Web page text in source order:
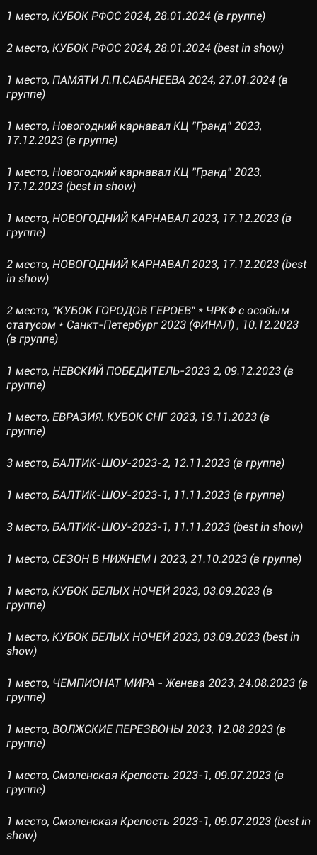
1 место, КУБОК РФОС 2024, 28.01.2024 (в группе)
2 место, КУБОК РФОС 2024, 28.01.2024 (best in show)
1 место, ПАМЯТИ Л.П.САБАНЕЕВА 2024, 27.01.2024 (в
группе)
1 место, Новогодний карнавал КЦ "Гранд" 2023,
17.12.2023 (в группе)
1 место, Новогодний карнавал КЦ "Гранд" 2023,
17.12.2023 (best in show)
1 место, НОВОГОДНИЙ КАРНАВАЛ 2023, 17.12.2023 (в
группе)
2 место, НОВОГОДНИЙ КАРНАВАЛ 2023, 17.12.2023 (best
in show)
2 место, "КУБОК ГОРОДОВ ГЕРОЕВ" * ЧРКФ с особым
статусом * Санкт-Петербург 2023 (ФИНАЛ) , 10.12.2023
(в группе)
1 место, НЕВСКИЙ ПОБЕДИТЕЛЬ-2023 2, 09.12.2023 (в
группе)
1 место, ЕВРАЗИЯ. КУБОК СНГ 2023, 19.11.2023 (в
группе)
3 место, БАЛТИК-ШОУ-2023-2, 12.11.2023 (в группе)
1 место, БАЛТИК-ШОУ-2023-1, 11.11.2023 (в группе)
3 место, БАЛТИК-ШОУ-2023-1, 11.11.2023 (best in show)
1 место, СЕЗОН В НИЖНЕМ I 2023, 21.10.2023 (в группе)
1 место, КУБОК БЕЛЫХ НОЧЕЙ 2023, 03.09.2023 (в
группе)
1 место, КУБОК БЕЛЫХ НОЧЕЙ 2023, 03.09.2023 (best in
show)
1 место, ЧЕМПИОНАТ МИРА - Женева 2023, 24.08.2023 (в
группе)
1 место, ВОЛЖСКИЕ ПЕРЕЗВОНЫ 2023, 12.08.2023 (в
группе)
1 место, Смоленская Крепость 2023-1, 09.07.2023 (в
группе)
1 место, Смоленская Крепость 2023-1, 09.07.2023 (best in
show)